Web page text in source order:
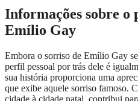
Informações sobre o
Emílio Gay
Embora o sorriso de Emílio Gay
perfil pessoal por trás dele é
sua história proporciona uma
que exibe aquele sorriso famoso.